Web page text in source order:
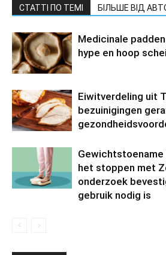
СТАТТІ ПО ТЕМІ БІЛЬШЕ ВІД
Medicinale
hype en hoop
Eiwitverdeling uit
bezuinigingen
Gewichtstoename
het stoppen met
onderzoek
gebruik nodig is